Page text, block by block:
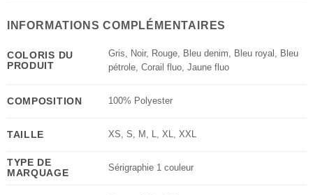
INFORMATIONS COMPLÉMENTAIRES
COLORIS DU
PRODUIT
Gris, Noir, Rouge, Bleu denim, Bleu royal , Bleu
pétrole, Corail fluo, Jaune fluo
COMPOSITION 100% Polyester
TAILLE XS, S, M , L, XL, XXL
TYPE DE
MARQUAGE
Sérigraphie 1 couleur